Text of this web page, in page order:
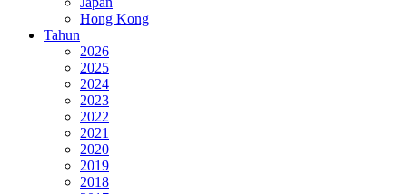
Hong Kong
Tahun
2026
2025
2024
2023
2022
2021
2020
2019
2018